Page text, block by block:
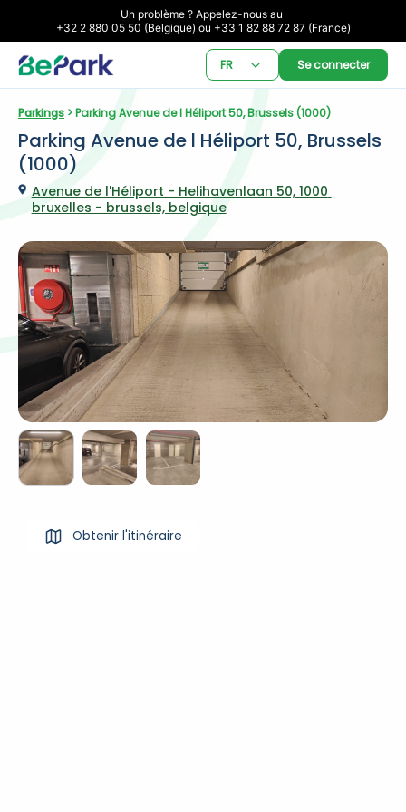
Un problème ? Appelez-nous au
+32 2 880 05 50 (Belgique) ou +33 1 82 88 72 87 (France)
FR Se connecter
Parkings > Parking Avenue de l Héliport 50, Brussels (1000)
Parking Avenue de l Héliport 50, Brussels
(1000)
Avenue de l'Héliport - Helihavenlaan 50, 1000
bruxelles - brussels, belgique
Obtenir l'itinéraire